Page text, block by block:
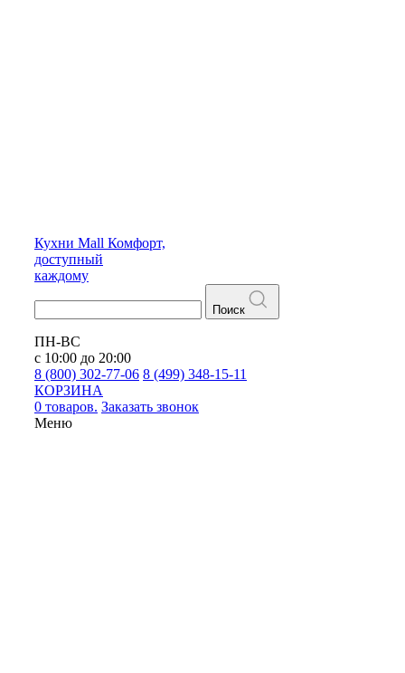
Кухни Mall Комфорт,
доступный
каждому
Поиск
ПН-ВС
с 10:00 до 20:00
8 (800) 302-77-06 8 (499) 348-15-11
КОРЗИНА
0 товаров. Заказать звонок
Меню